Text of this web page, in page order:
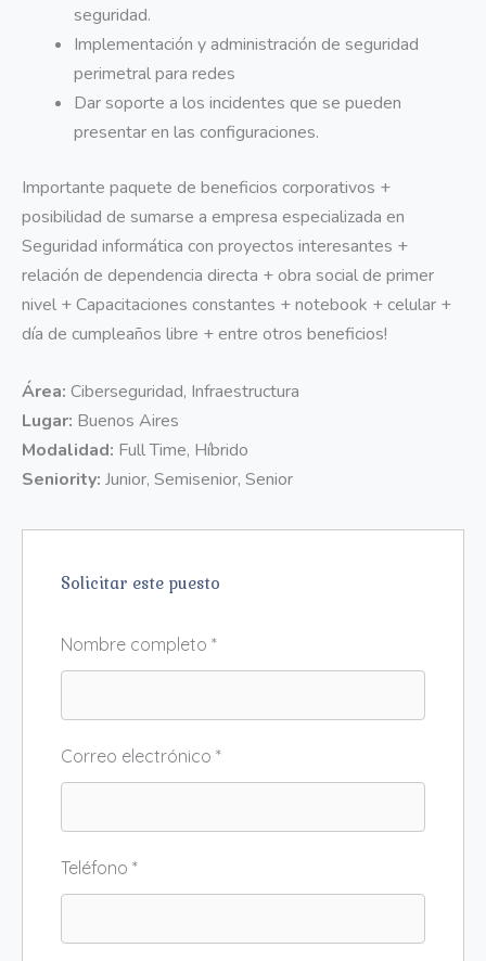
seguridad.
Implementación y administración de seguridad
perimetral para redes
Dar soporte a los incidentes que se pueden
presentar en las configuraciones.
Importante paquete de beneficios corporativos +
posibilidad de sumarse a empresa especializada en
Seguridad informática con proyectos interesantes +
relación de dependencia directa + obra social de primer
nivel + Capacitaciones constantes + notebook + celular +
día de cumpleaños libre + entre otros beneficios!
Área: Ciberseguridad Infraestructura
Lugar: Buenos Aires
Modalidad: Full Time Híbrido
Seniority: Junior Semisenior Senior
Solicitar este puesto
Nombre completo *
Correo electrónico *
Teléfono *